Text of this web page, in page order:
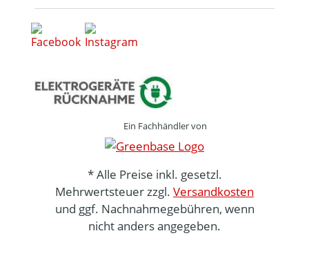
Ein Fachhändler von
* Alle Preise inkl. gesetzl.
Mehrwertsteuer zzgl. Versandkosten
und ggf. Nachnahmegebühren, wenn
nicht anders angegeben.